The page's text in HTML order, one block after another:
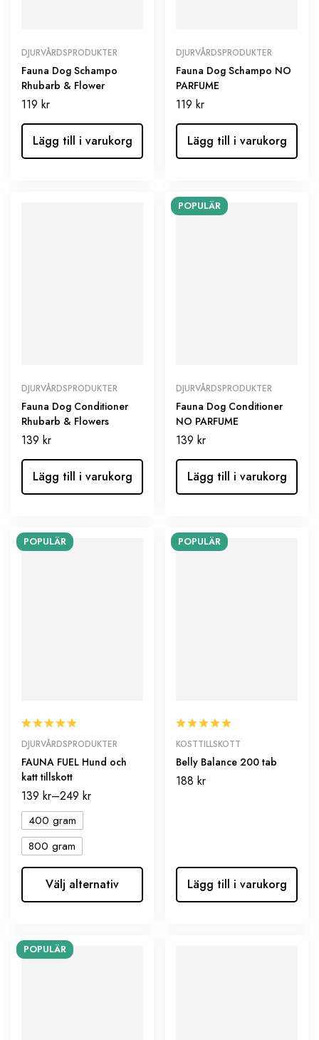
DJURVÅRDSPRODUKTER
Fauna Dog Schampo
Rhubarb & Flower
119 kr
Lägg till i varukorg
DJURVÅRDSPRODUKTER
Fauna Dog Schampo NO
PARFUME
119 kr
Lägg till i varukorg
DJURVÅRDSPRODUKTER
Fauna Dog Conditioner
Rhubarb & Flowers
139 kr
Lägg till i varukorg
POPULÄR
DJURVÅRDSPRODUKTER
Fauna Dog Conditioner
NO PARFUME
139 kr
Lägg till i varukorg
POPULÄR
DJURVÅRDSPRODUKTER
FAUNA FUEL Hund och
katt tillskott
139 kr–249 kr
400 gram
800 gram
Välj alternativ
POPULÄR
KOSTTILLSKOTT
Belly Balance 200 tab
188 kr
Lägg till i varukorg
POPULÄR